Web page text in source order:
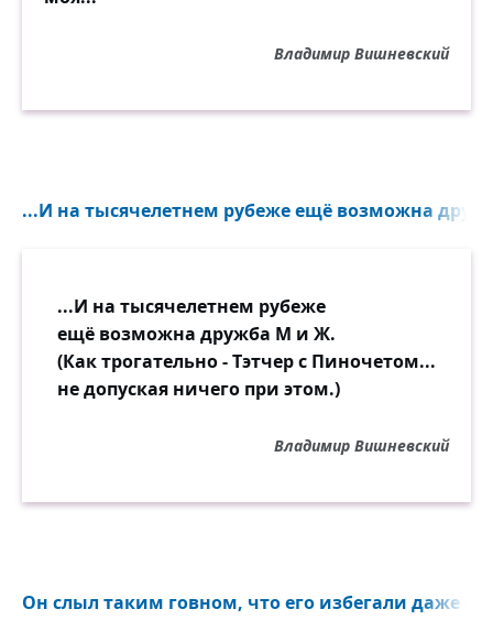
Владимир Вишневский
...И на тысячелетнем рубеже ещё возможна
...И на тысячелетнем рубеже
ещё возможна дружба М и Ж.
(Как трогательно - Тэтчер с Пиночетом...
не допуская ничего при этом.)
Владимир Вишневский
Он слыл таким говном, что его избегали даже